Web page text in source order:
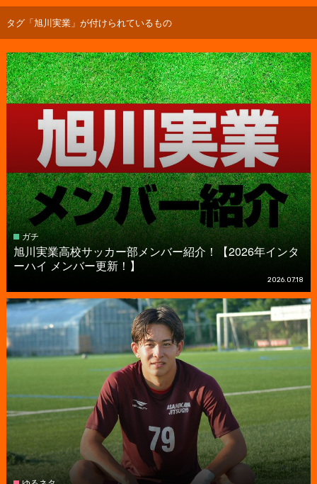
タグ「旭川実業」が付けられているもの
ガチ
旭川実業高校サッカー部メンバー紹介！【2026年インタ
ーハイ メンバー更新！】
2026.07.18